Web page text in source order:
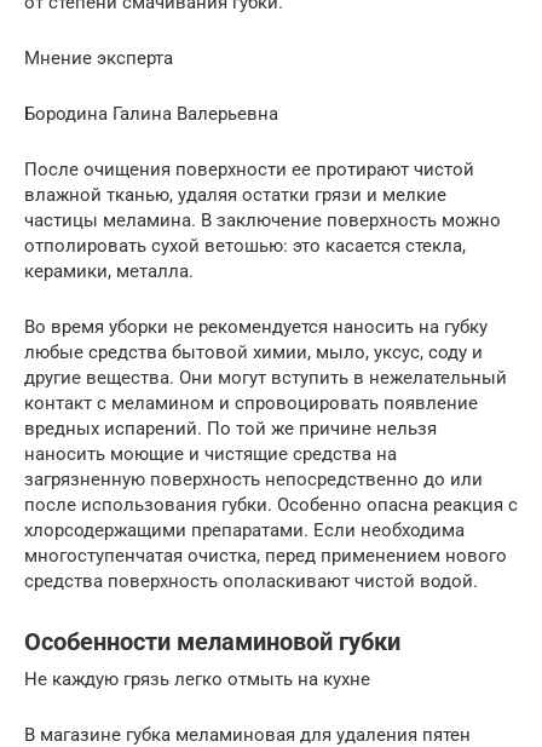
Мнение эксперта
Бородина Галина Валерьевна
После очищения поверхности ее протирают чистой
влажной тканью, удаляя остатки грязи и мелкие
частицы меламина. В заключение поверхность можно
отполировать сухой ветошью: это касается стекла,
керамики, металла.
Во время уборки не рекомендуется наносить на губку
любые средства бытовой химии, мыло, уксус, соду и
другие вещества. Они могут вступить в нежелательный
контакт с меламином и спровоцировать появление
вредных испарений. По той же причине нельзя
наносить моющие и чистящие средства на
загрязненную поверхность непосредственно до или
после использования губки. Особенно опасна реакция с
хлорсодержащими препаратами. Если необходима
многоступенчатая очистка, перед применением нового
средства поверхность ополаскивают чистой водой.
Особенности меламиновой губки
Не каждую грязь легко отмыть на кухне
В магазине губка меламиновая для удаления пятен